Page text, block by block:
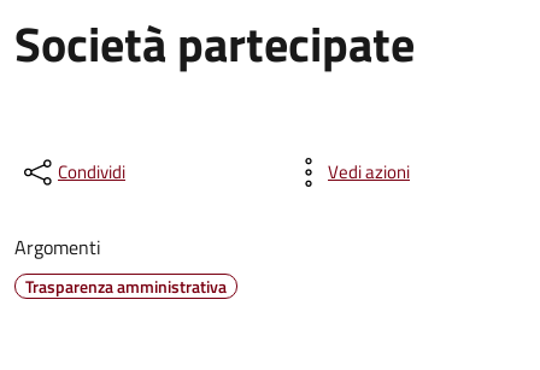
Società partecipate
Condividi Vedi azioni
Argomenti
Trasparenza amministrativa